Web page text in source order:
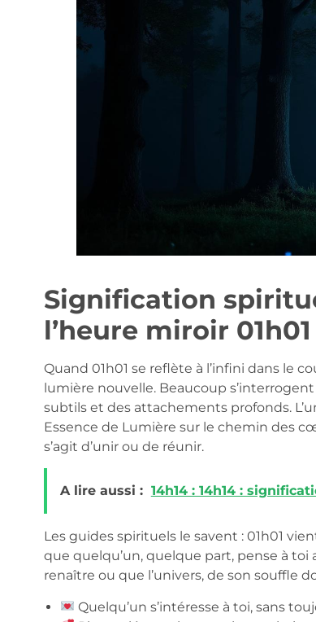
Signification
l’heure miroir 01h01
Quand 01h01 se reflète à l’infini dans le
lumière nouvelle. Beaucoup
subtils et des attachements profonds.
Essence de Lumière sur le chemin des
s’agit d’unir ou de réunir.
A lire aussi : 14h14 : 14h14 :
Les guides spirituels le savent : 01h01
que quelqu’un, quelque part, pense à
renaître ou que l’univers, de son souffle
Quelqu’un s’intéresse à toi, sans